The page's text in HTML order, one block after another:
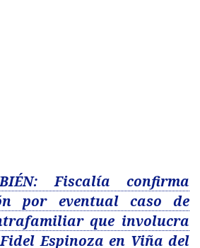
Fiscalía confirma
por eventual caso de
que involucra
Espinoza en Viña del